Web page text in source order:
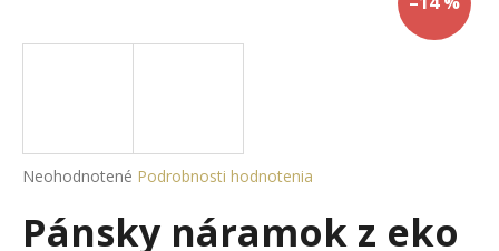
Priemerné
produktu
je
Neohodnotené Podrobnosti hodnotenia
Pánsky náramok z eko
j
?